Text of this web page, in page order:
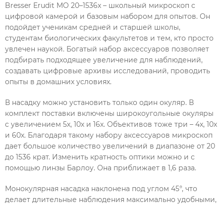
Bresser Erudit MO 20–1536x – школьный микроскоп с
цифровой камерой и базовым набором для опытов. Он
подойдет ученикам средней и старшей школы,
студентам биологических факультетов и тем, кто просто
увлечен наукой. Богатый набор аксессуаров позволяет
подбирать подходящее увеличение для наблюдений,
создавать цифровые архивы исследований, проводить
опыты в домашних условиях.
В насадку можно установить только один окуляр. В
комплект поставки включены широкоугольные окуляры
с увеличением 5х, 10х и 16х. Объективов тоже три – 4х, 10х
и 60х. Благодаря такому набору аксессуаров микроскоп
дает большое количество увеличений в диапазоне от 20
до 1536 крат. Изменить кратность оптики можно и с
помощью линзы Барлоу. Она приближает в 1,6 раза.
Монокулярная насадка наклонена под углом 45°, что
делает длительные наблюдения максимально удобными,